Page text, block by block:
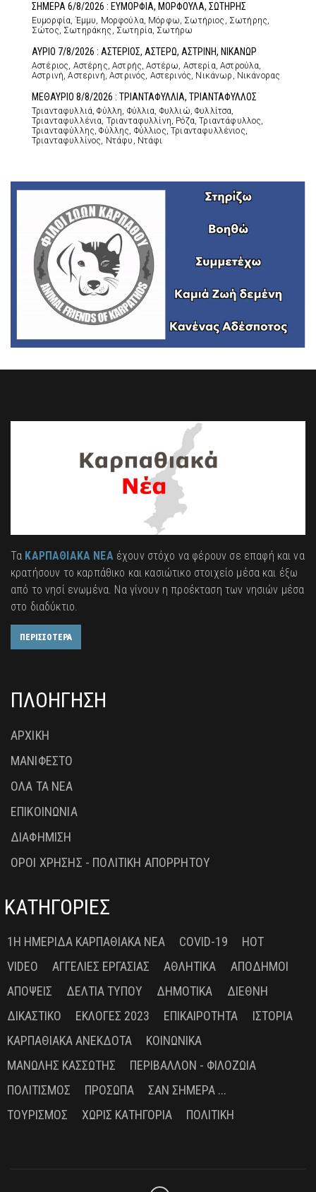
ΣΗΜΕΡΑ 6/8/2026 : ΕΥΜΟΡΦΙΑ, ΜΟΡΦΟΥΛΑ, ΣΩΤΗΡΗΣ
Ευμορφία, Έμμυ, Μορφούλα, Μόρφω, Σωτήριος, Σωτήρης,
Σώτος, Σωτηράκης, Σωτηρία, Σωτήρω
ΑΥΡΙΟ 7/8/2026 : ΑΣΤΕΡΙΟΣ, ΑΣΤΕΡΩ, ΑΣΤΡΙΝΗ, ΝΙΚΑΝΩΡ
Αστέριος, Αστέρης, Αστρής, Αστέρω, Αστερία, Αστρούλα,
Αστρινή, Αστερινή, Αστρινός, Αστερινός, Νικάνωρ, Νικάνορας
ΜΕΘΑΥΡΙΟ 8/8/2026 : ΤΡΙΑΝΤΑΦΥΛΛΙΑ, ΤΡΙΑΝΤΑΦΥΛΛΟΣ
Τριανταφυλλιά, Φύλλη, Φύλλια, Φυλλιώ, Φυλλίτσα,
Τριανταφυλλένια, Τριανταφυλλίνη, Ρόζα, Τριαντάφυλλος,
Τριανταφύλλης, Φύλλης, Φύλλιος, Τριανταφυλλένιος,
Τριανταφυλλίνος, Ντάφυ, Ντάφι
Τα ΚΑΡΠΑΘΙΑΚΑ ΝΕΑέχουν στόχο να φέρουν σε επαφή και να
κρατήσουν το καρπάθικο και κασιώτικο στοιχείο μέσα και έξω
από το νησί ενωμένα. Να γίνουν η προέκταση των νησιών μέσα
στο διαδύκτιο.
ΠΕΡΙΣΣΟΤΕΡΑ
ΠΛΟΗΓΗΣΗ
ΑΡΧΙΚΗ
ΜΑΝΙΦΕΣΤΟ
ΟΛΑ ΤΑ ΝΕΑ
ΕΠΙΚΟΙΝΩΝΙΑ
ΔΙΑΦΗΜΙΣΗ
ΟΡΟΙ ΧΡΗΣΗΣ - ΠΟΛΙΤΙΚΗ ΑΠΟΡΡΗΤΟΥ
ΚΑΤΗΓΟΡΙΕΣ
1Η ΗΜΕΡΊΔΑ ΚΑΡΠΑΘΙΑΚΆ ΝΈΑ COVID-19
HOT
VIDEO
ΑΓΓΕΛΊΕΣ ΕΡΓΑΣΊΑΣ ΑΘΛΗΤΙΚΆ
ΑΠΌΔΗΜΟΙ
ΑΠΌΨΕΙΣ
ΔΕΛΤΊΑ ΤΎΠΟΥ ΔΗΜΟΤΙΚΆ
ΔΙΕΘΝΉ
ΔΙΚΑΣΤΙΚΌ
ΕΚΛΟΓΈΣ 2023 ΕΠΙΚΑΙΡΌΤΗΤΑ
ΙΣΤΟΡΊΑ
ΚΑΡΠΑΘΙΑΚΆ ΑΝΈΚΔΟΤΑ
ΚΟΙΝΩΝΙΚΆ
ΜΑΝΏΛΗΣ ΚΑΣΣΏΤΗΣ
ΠΕΡΙΒΆΛΛΟΝ - ΦΙΛΟΖΩΊΑ
ΠΟΛΙΤΙΣΜΌΣ
ΠΡΌΣΩΠΑ
ΣΑΝ ΣΉΜΕΡΑ ...
ΤΟΥΡΙΣΜΌΣ
ΧΩΡΊΣ ΚΑΤΗΓΟΡΊΑ ΠΟΛΙΤΙΚΉ